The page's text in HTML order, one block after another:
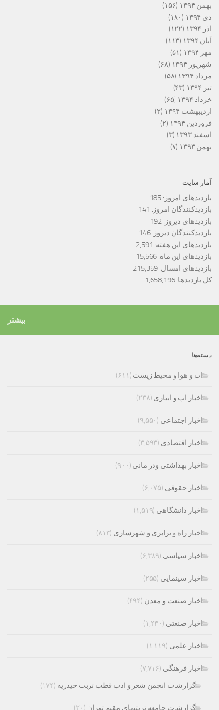
بهمن ۱۳۹۴
(۱۵۶)
دی ۱۳۹۴
(۱۸۰)
آذر ۱۳۹۴
(۱۲۲)
آبان ۱۳۹۴
(۱۱۳)
مهر ۱۳۹۴
(۵۱)
شهریور ۱۳۹۴
(۶۸)
مرداد ۱۳۹۴
(۵۸)
تیر ۱۳۹۴
(۴۳)
خرداد ۱۳۹۴
(۶۵)
اردیبهشت ۱۳۹۴
(۲)
فروردین ۱۳۹۴
(۲)
اسفند ۱۳۹۳
(۳)
بهمن ۱۳۹۳
(۷)
آمار سایت
بازدیدهای امروز: 185
بازدیدکنندگان امروز: 141
بازدیدهای دیروز: 192
بازدیدکنندگان دیروز: 146
بازدیدهای این هفته: 2,591
بازدیدهای این ماه: 15,566
بازدیدهای امسال: 215,359
کل بازدیدها: 1,658,196
بیشتر
دسته‌ها
اب و هوا و محیط زیست (۶۱۱)
اخبار اب و ابیاری (۲۳۸)
اخبار اجتماعی (۹,۵۵۰)
اخبار اقتصادی (۳,۵۹۳)
اخبار بهداشتی ودر مانی (۹۰۰)
اخبار حقوقی (۶,۰۷۵)
اخبار دانشگاهی (۱,۵۱۹)
اخبار راه و ترابری و شهرسازی (۸۱۳)
اخبار سیاسی (۶,۳۸۹)
اخبار سینمایی (۲۵۵)
اخبار صنعت و معدن (۴۹۴)
اخبار صنعتی (۱,۲۳۰)
اخبار علمی (۱,۱۱۹)
اخبار فرهنگی (۷,۷۱۶)
گزارشات انجمن شعر و ادب قطب تربت حیدریه (۱۷۴)
گزارشات جامعه تربتیهای مقیم تهران (۲۰)